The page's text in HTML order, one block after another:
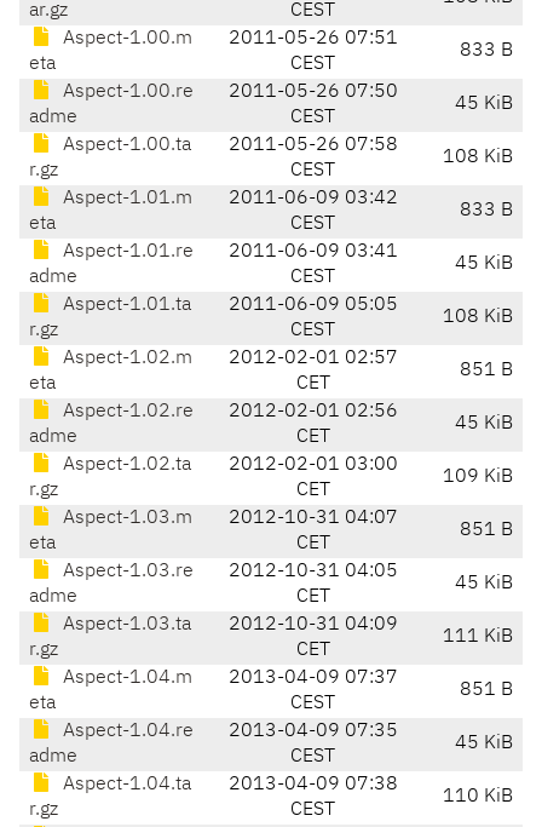
ar.gz CEST
Aspect-1.00.m
eta
2011-05-26 07:51
CEST
833 B
Aspect-1.00.re
adme
2011-05-26 07:50
CEST
45 KiB
Aspect-1.00.ta
r.gz
2011-05-26 07:58
CEST
108 KiB
Aspect-1.01.m
eta
2011-06-09 03:42
CEST
833 B
Aspect-1.01.re
adme
2011-06-09 03:41
CEST
45 KiB
Aspect-1.01.ta
r.gz
2011-06-09 05:05
CEST
108 KiB
Aspect-1.02.m
eta
2012-02-01 02:57
CET
851 B
Aspect-1.02.re
adme
2012-02-01 02:56
CET
45 KiB
Aspect-1.02.ta
r.gz
2012-02-01 03:00
CET
109 KiB
Aspect-1.03.m
eta
2012-10-31 04:07
CET
851 B
Aspect-1.03.re
adme
2012-10-31 04:05
CET
45 KiB
Aspect-1.03.ta
r.gz
2012-10-31 04:09
CET
111 KiB
Aspect-1.04.m
eta
2013-04-09 07:37
CEST
851 B
Aspect-1.04.re
adme
2013-04-09 07:35
CEST
45 KiB
Aspect-1.04.ta
r.gz
2013-04-09 07:38
CEST
110 KiB